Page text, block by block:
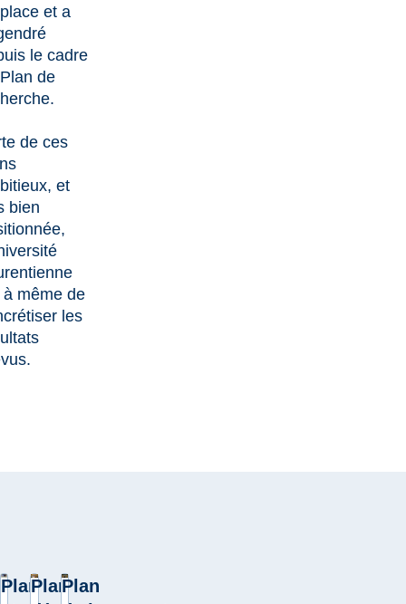
et a
le cadre
de
de ces
et
bien
même de
les
PlanPlanPlan